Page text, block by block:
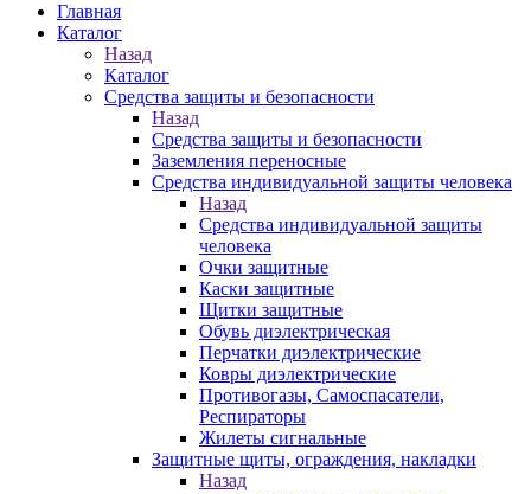
Главная
Каталог
Назад
Каталог
Средства защиты и безопасности
Назад
Средства защиты и безопасности
Заземления переносные
Средства индивидуальной защиты человека
Назад
Средства индивидуальной защиты
человека
Очки защитные
Каски защитные
Щитки защитные
Обувь диэлектрическая
Перчатки диэлектрические
Ковры диэлектрические
Противогазы, Самоспасатели,
Респираторы
Жилеты сигнальные
Защитные щиты, ограждения, накладки
Назад